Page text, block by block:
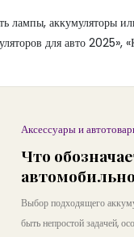
лампы, аккумуляторы
для авто 2025»,
Аксессуары и
Что
Выбор подходящего
быть непростой задачей,